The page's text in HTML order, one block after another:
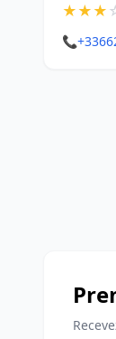
★★★
📞